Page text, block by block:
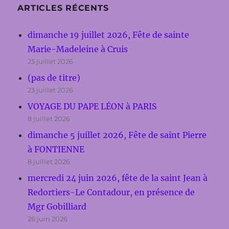
ARTICLES RÉCENTS
dimanche 19 juillet 2026, Fête de sainte
Marie-Madeleine à Cruis
23 juillet 2026
(pas de titre)
23 juillet 2026
VOYAGE DU PAPE LÉON à PARIS
8 juillet 2026
dimanche 5 juillet 2026, Fête de saint Pierre
à FONTIENNE
8 juillet 2026
mercredi 24 juin 2026, fête de la saint Jean à
Redortiers-Le Contadour, en présence de
Mgr Gobilliard
26 juin 2026